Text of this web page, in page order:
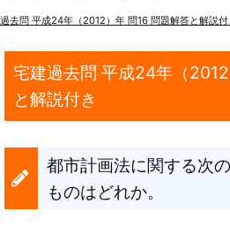
過去問 平成24年（2012）年 問16 問題解答と解説付
宅建過去問 平成24年（
と解説付き
都市計画法に関する次
ものはどれか。